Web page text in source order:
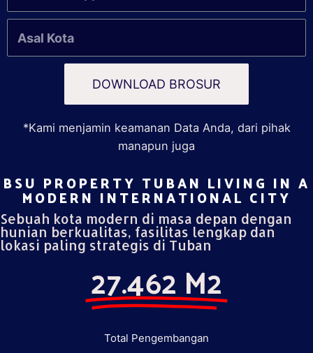
DOWNLOAD BROSUR
*Kami menjamin keamanan Data Anda, dari pihak
manapun juga
BSU PROPERTY TUBAN LIVING IN A
MODERN INTERNATIONAL CITY​
Sebuah kota modern di masa depan dengan
hunian berkualitas, fasilitas lengkap dan
lokasi paling strategis di Tuban
27.462 M2
Total Pengembangan